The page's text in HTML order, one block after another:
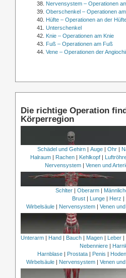
Nervensystem – Operationen
Oberschenkel – Operationen
Hüfte – Operationen an der
Unterschenkel
Knie – Operationen am Knie
Fuß – Operationen am Fuß
Vene – Operationen der
Die richtige Operation
Körperregion
Schädel und Gehirn| Auge| Ohr|
Halraum| Rachen| Kehlkopf|
Nervensystem | Venen und
Schlter| Oberarm|
Brust| Lunge| Herz |
Wirbelsäule | Nervensystem | Venen
Unterarm| Hand| Bauch| Magen| Leber|
Nebenniere|
Harnblase| Prostata| Penis | Hoden
Wirbelsäule | Nervensystem | Venen